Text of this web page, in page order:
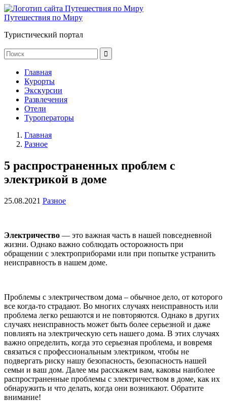
Путешествия по Миру
Туристический портал
Главная
Курорты
Экскурсии
Развлечения
Отели
Туроператоры
Главная
Разное
5 распространенных проблем с
электрикой в доме
25.08.2021 Разное
Электричество — это важная часть в нашей повседневной
жизни. Однако важно соблюдать осторожность при
обращении с электроприборами или при попытке устранить
неисправность в нашем доме.
Проблемы с электричеством дома – обычное дело, от которого
все когда-то страдают. Во многих случаях неисправность или
проблема легко решаются и не повторяются. Однако в других
случаях неисправность может быть более серьезной и даже
повлиять на электрическую сеть нашего дома. В этих случаях
важно определить, когда это серьезная проблема, и вовремя
связаться с профессиональным электриком, чтобы не
подвергать риску нашу безопасность, безопасность нашей
семьи и ваш дом. Далее мы расскажем вам, каковы наиболее
распространенные проблемы с электричеством в доме, как их
обнаружить и что делать, когда они возникают. Обратите
внимание!